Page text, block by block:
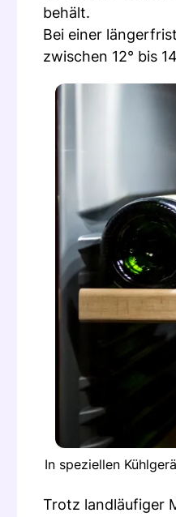
behält.
Bei einer
zwischen 12° bis
In speziellen
Trotz landläufiger